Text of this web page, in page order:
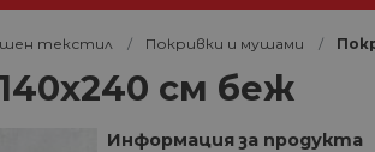
текстил Покривки и мушами
см беж
Информация за продукта